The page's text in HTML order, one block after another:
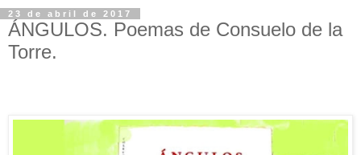
23 de abril de 2017
ÁNGULOS. Poemas de Consuelo de la
Torre.